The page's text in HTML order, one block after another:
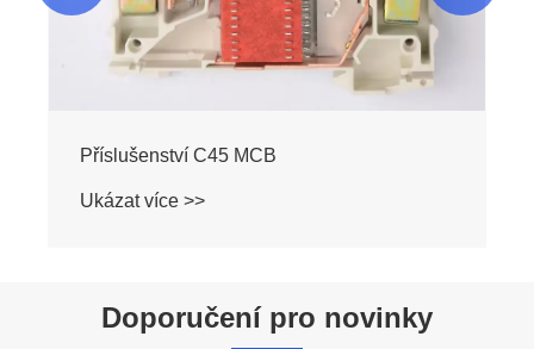
Doporučení pro novinky